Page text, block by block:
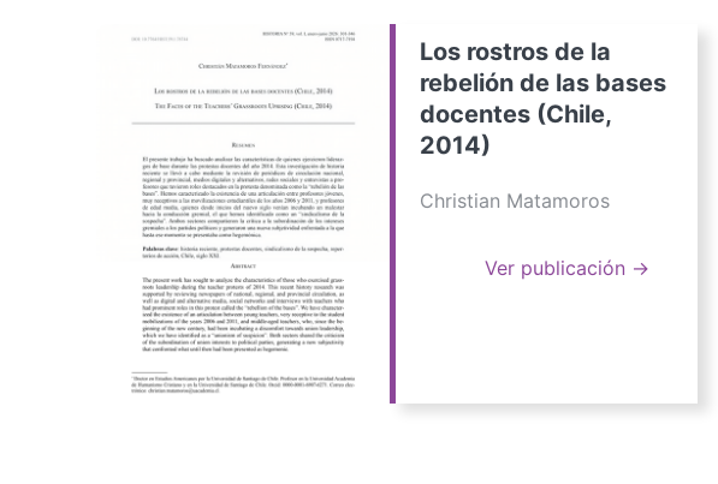
Los rostros de la
rebelión de las bases
docentes (Chile,
2014)
Christian Matamoros
Ver publicación →